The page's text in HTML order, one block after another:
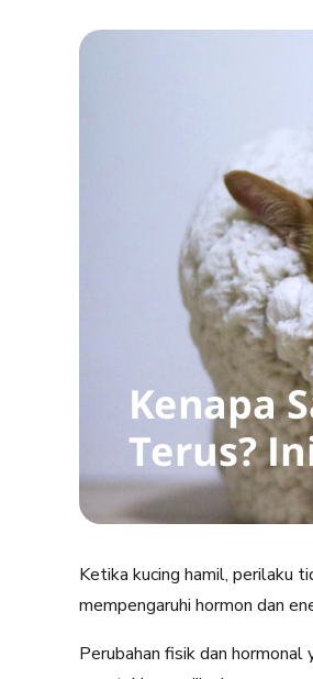
Ketika kucing hamil, perilaku
mempengaruhi hormon dan
Perubahan fisik dan